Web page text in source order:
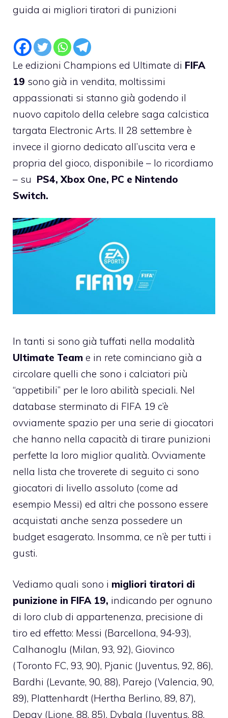
guida ai migliori tiratori di punizioni
Le edizioni Champions ed Ultimate di FIFA
19 sono già in vendita, moltissimi
appassionati si stanno già godendo il
nuovo capitolo della celebre saga calcistica
targata Electronic Arts. Il 28 settembre è
invece il giorno dedicato all’uscita vera e
propria del gioco, disponibile – lo ricordiamo
– su PS4, Xbox One, PC e Nintendo
Switch.
In tanti si sono già tuffati nella modalità
Ultimate Team e in rete cominciano già a
circolare quelli che sono i calciatori più
“appetibili” per le loro abilità speciali. Nel
database sterminato di FIFA 19 c’è
ovviamente spazio per una serie di giocatori
che hanno nella capacità di tirare punizioni
perfette la loro miglior qualità. Ovviamente
nella lista che troverete di seguito ci sono
giocatori di livello assoluto (come ad
esempio Messi) ed altri che possono essere
acquistati anche senza possedere un
budget esagerato. Insomma, ce n’è per tutti i
gusti.
Vediamo quali sono i migliori tiratori di
punizione in FIFA 19, indicando per ognuno
di loro club di appartenenza, precisione di
tiro ed effetto: Messi (Barcellona, 94-93),
Calhanoglu (Milan, 93, 92), Giovinco
(Toronto FC, 93, 90), Pjanic (Juventus, 92, 86),
Bardhi (Levante, 90, 88), Parejo (Valencia, 90,
89), Plattenhardt (Hertha Berlino, 89, 87),
Depay (Lione, 88, 85), Dybala (Juventus, 88,